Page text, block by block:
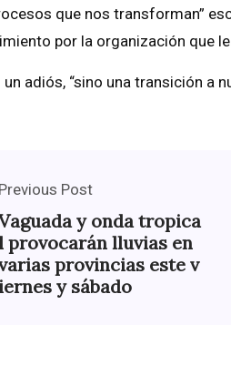
que nos transforman”
por la organización que
adiós, “sino una transición a
Previous Post
y onda tropica
provocarán lluvias en
provincias este v
iernes y sábado